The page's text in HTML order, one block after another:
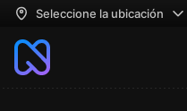
Seleccione la ubicación